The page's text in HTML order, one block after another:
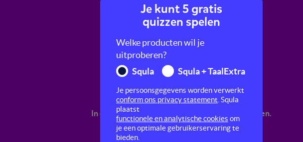
In deze quiz oefen je met oppervlaktes uitrekenen.
Hoeveel vierkante meter is een weiland?
Je kunt 5 gratis
quizzen spelen
Welke producten wil je
uitproberen?
Squla
Squla + TaalExtra
Je persoonsgegevens worden verwerkt
conform ons privacy statement . Squla
plaatst
functionele en analytische cookies om
je een optimale gebruikerservaring te
bieden.